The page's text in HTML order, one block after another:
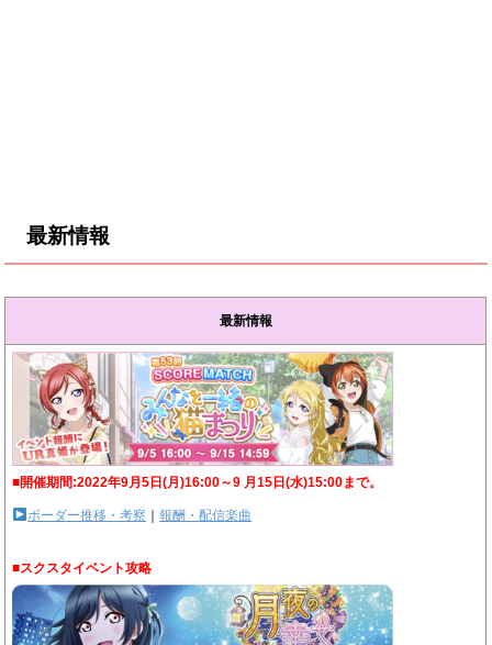
最新情報
最新情報
■開催期間:2022年9月5日(月)16:00～9 月15日(水)15:00まで。
ボーダー推移・考察 ｜報酬・配信楽曲
■スクスタイベント攻略